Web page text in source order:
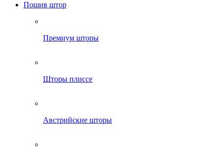
Пошив штор
Премиум шторы
Шторы плиссе
Австрийские шторы